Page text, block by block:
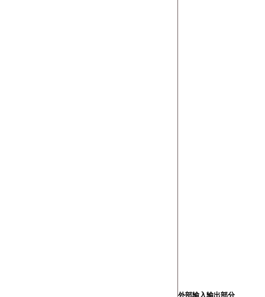
外部输入输出部分